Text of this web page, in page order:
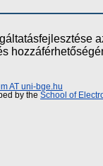
AT uni-bge.hu
by the School of